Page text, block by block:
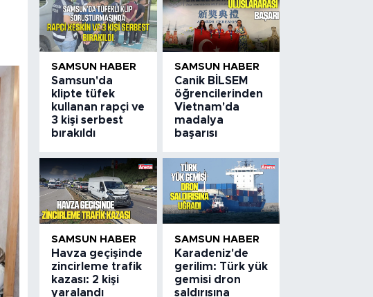
SAMSUN HABER
Samsun'da
klipte tüfek
kullanan rapçi ve
3 kişi serbest
bırakıldı
SAMSUN HABER
Canik BİLSEM
öğrencilerinden
Vietnam'da
madalya
başarısı
SAMSUN HABER
Havza geçişinde
zincirleme trafik
kazası: 2 kişi
yaralandı
SAMSUN HABER
Karadeniz'de
gerilim: Türk yük
gemisi dron
saldırısına